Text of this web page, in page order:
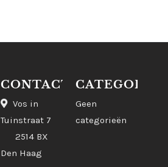
CONTACT
Vos in
Tuinstraat 7
2514 BX
Den Haag
Geen
categorieën